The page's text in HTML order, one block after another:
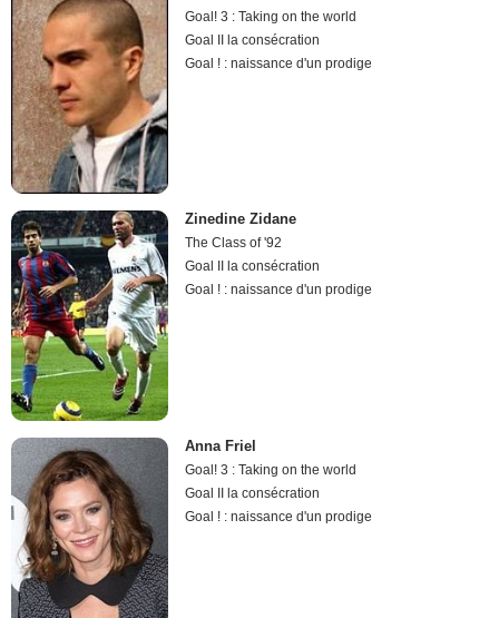
Goal! 3 : Taking on the world
Goal II la consécration
Goal ! : naissance d'un prodige
Zinedine Zidane
The Class of '92
Goal II la consécration
Goal ! : naissance d'un prodige
Anna Friel
Goal! 3 : Taking on the world
Goal II la consécration
Goal ! : naissance d'un prodige